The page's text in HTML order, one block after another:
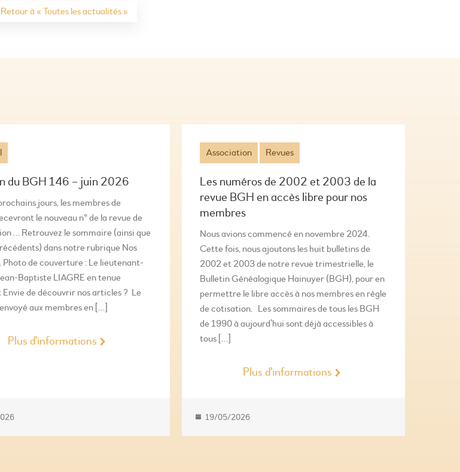
Retour à « Toutes les actualités »
du BGH 146 – juin 2026
jours, les membres de
le nouveau n° de la revue de
… Retrouvez le sommaire (ainsi que
dans notre rubrique Nos
Photo de couverture : Le lieutenant-
Baptiste LIAGRE en tenue
Envie de découvrir nos articles ? Le
aux membres en […]
Plus d'informations
Association Revues
Les numéros de 2002 et 2003 de la
revue BGH en accès libre pour nos
membres
Nous avions commencé en novembre 2024.
Cette fois, nous ajoutons les huit bulletins de
2002 et 2003 de notre revue trimestrielle, le
Bulletin Généalogique Hainuyer (BGH), pour en
permettre le libre accès à nos membres en règle
de cotisation. Les sommaires de tous les BGH
de 1990 à aujourd’hui sont déjà accessibles à
tous […]
Plus d'informations
19/05/2026